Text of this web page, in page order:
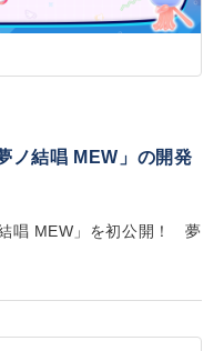
ノ結唱 MEW」の開発
唱 MEW」を初公開！ 夢